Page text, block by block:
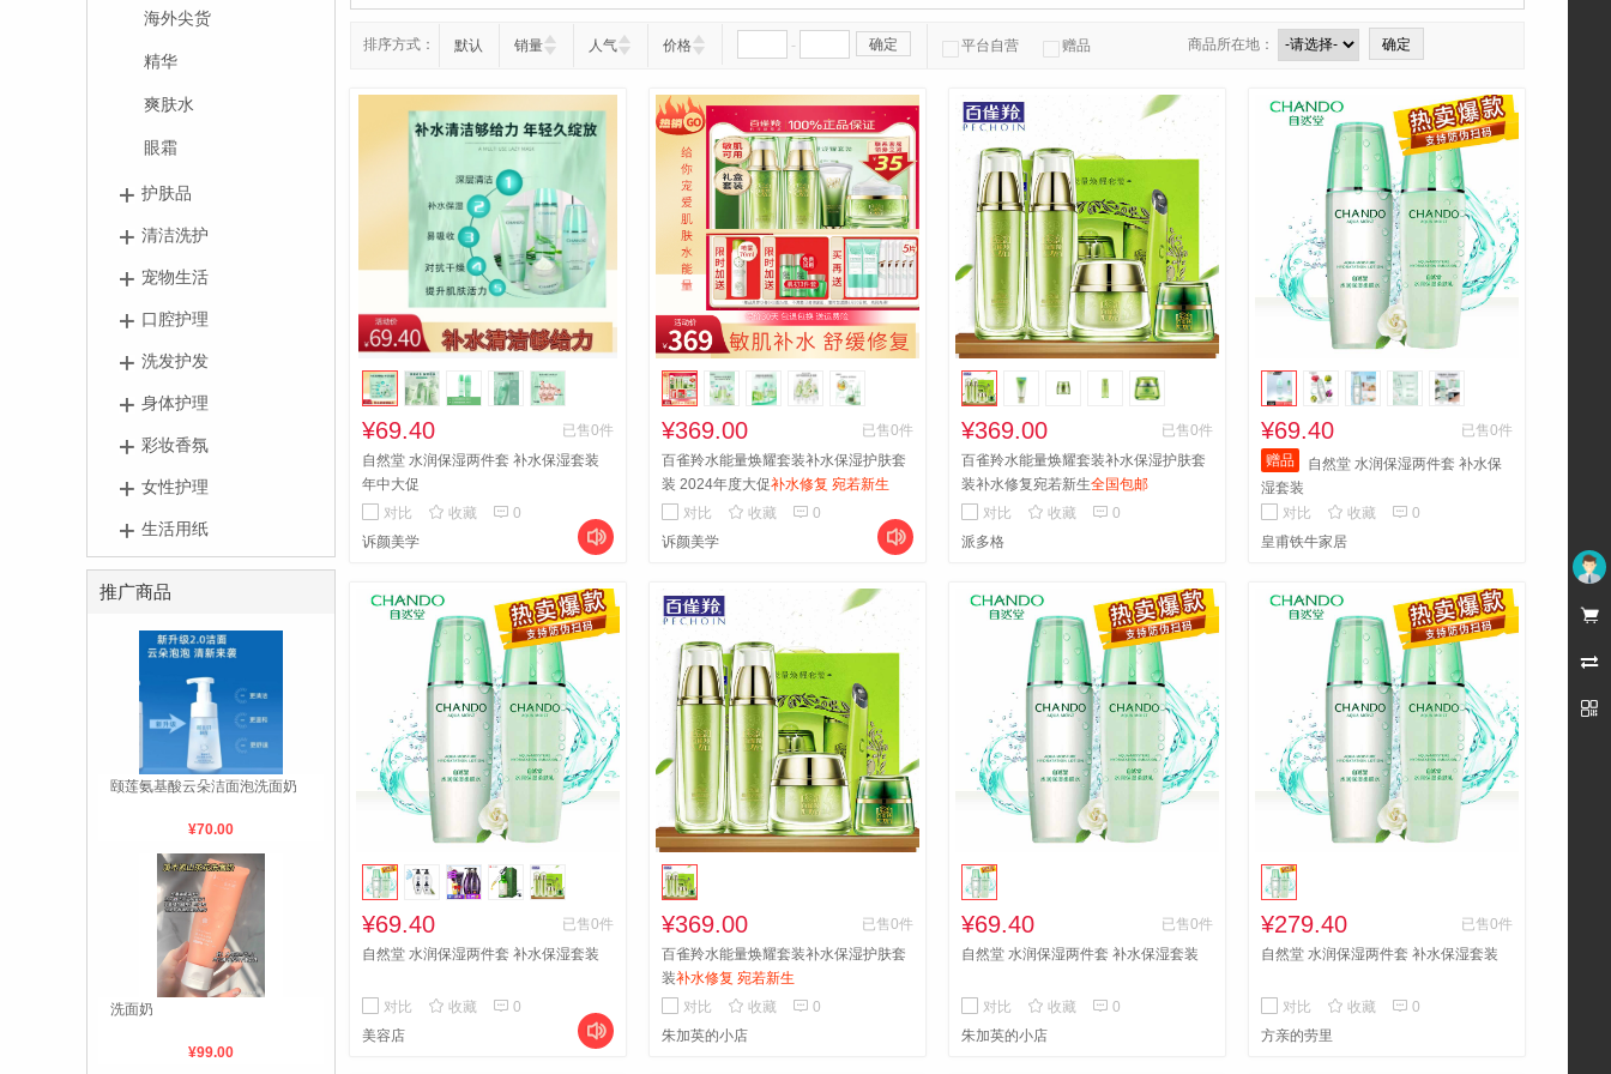
未登录



海外尖货
精华
爽肤水
眼霜
护肤品
清洁洗护
宠物生活
口腔护理
洗发护发
身体护理
彩妆香氛
女性护理
生活用纸
推广商品
颐莲氨基酸云朵洁面泡洗面奶
¥70.00
洗面奶
¥99.00
排序方式： 默认 销量 人气 价格 - 确定 平台自营 赠品 商品所在地：
¥69.40
已售0件
自然堂 水润保湿两件套 补水保湿套装
年中大促
对比
 收藏  0
诉颜美学

¥369.00
已售0件
百雀羚水能量焕耀套装补水保湿护肤套
装 2024年度大促补水修复 宛若新生
对比
 收藏  0
诉颜美学

¥369.00
已售0件
百雀羚水能量焕耀套装补水保湿护肤套
装补水修复宛若新生全国包邮
对比
 收藏  0
派多格
¥69.40
已售0件
赠品
自然堂 水润保湿两件套 补水保
湿套装
对比
 收藏  0
皇甫铁牛家居
¥69.40
已售0件
自然堂 水润保湿两件套 补水保湿套装
对比  收藏  0
美容店

¥369.00
已售0件
百雀羚水能量焕耀套装补水保湿护肤套
装补水修复 宛若新生
对比
 收藏  0
朱加英的小店
¥69.40
已售0件
自然堂 水润保湿两件套 补水保湿套装
对比  收藏  0
朱加英的小店
¥279.40
已售0件
自然堂 水润保湿两件套 补水保湿套装
对比  收藏  0
方亲的劳里